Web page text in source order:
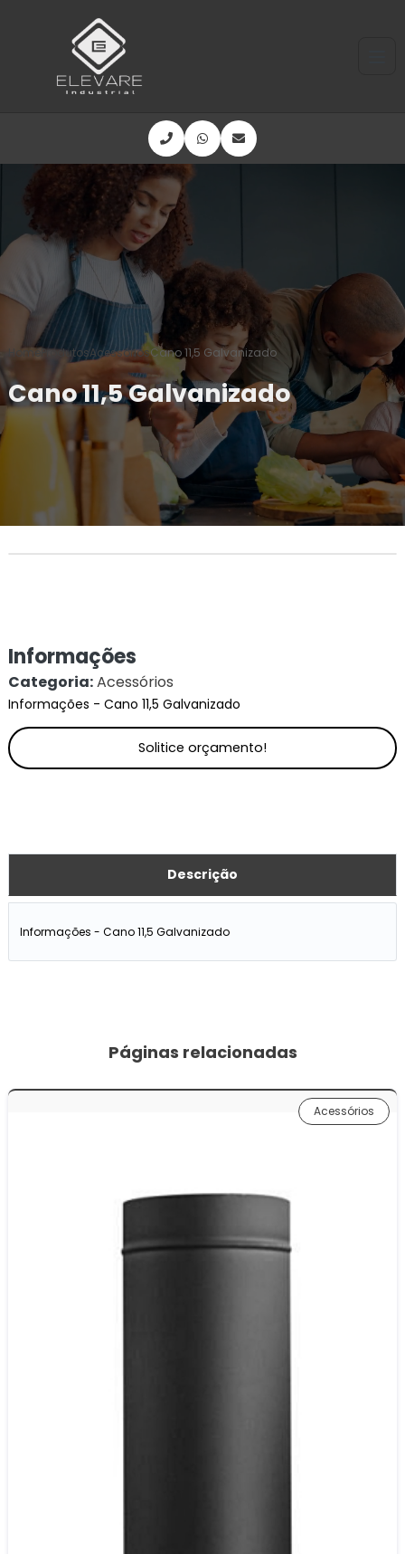
HomeProdutosAcessóriosCano 11,5 Galvanizado
Cano 11,5 Galvanizado
Informações
Categoria:Acessórios
Informações - Cano 11,5 Galvanizado
Solitice orçamento!
Descrição
Informações - Cano 11,5 Galvanizado
Páginas relacionadas
Acessórios